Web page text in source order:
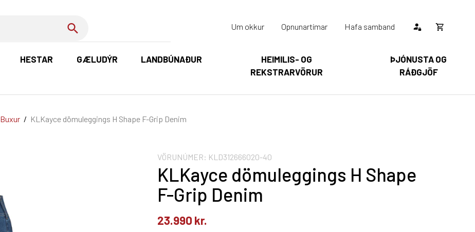
HESTAR GÆLUDÝR LANDBÚNAÐUR
HEIMILIS- OG
REKSTRARVÖRUR
ÞJÓNUSTA OG
RÁÐGJÖF
Um okkur Opnunartímar Hafa samband
Opna
Karfan þín
körfu
Buxur / KLKayce dömuleggings H Shape F-Grip Denim
VÖRUNÚMER: KLD312666020-40
KLKayce dömuleggings H Shape
F-Grip Denim
23.990 kr.